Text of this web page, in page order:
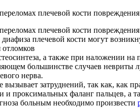
плечевой кости
плечевой кости
плечевой кости могут
отломков
а также при наложении
большинстве случаев невриты
нерва.
затруднений, так как, как
и проксимальных фаланг пальцев, а
больным необходимо произвести